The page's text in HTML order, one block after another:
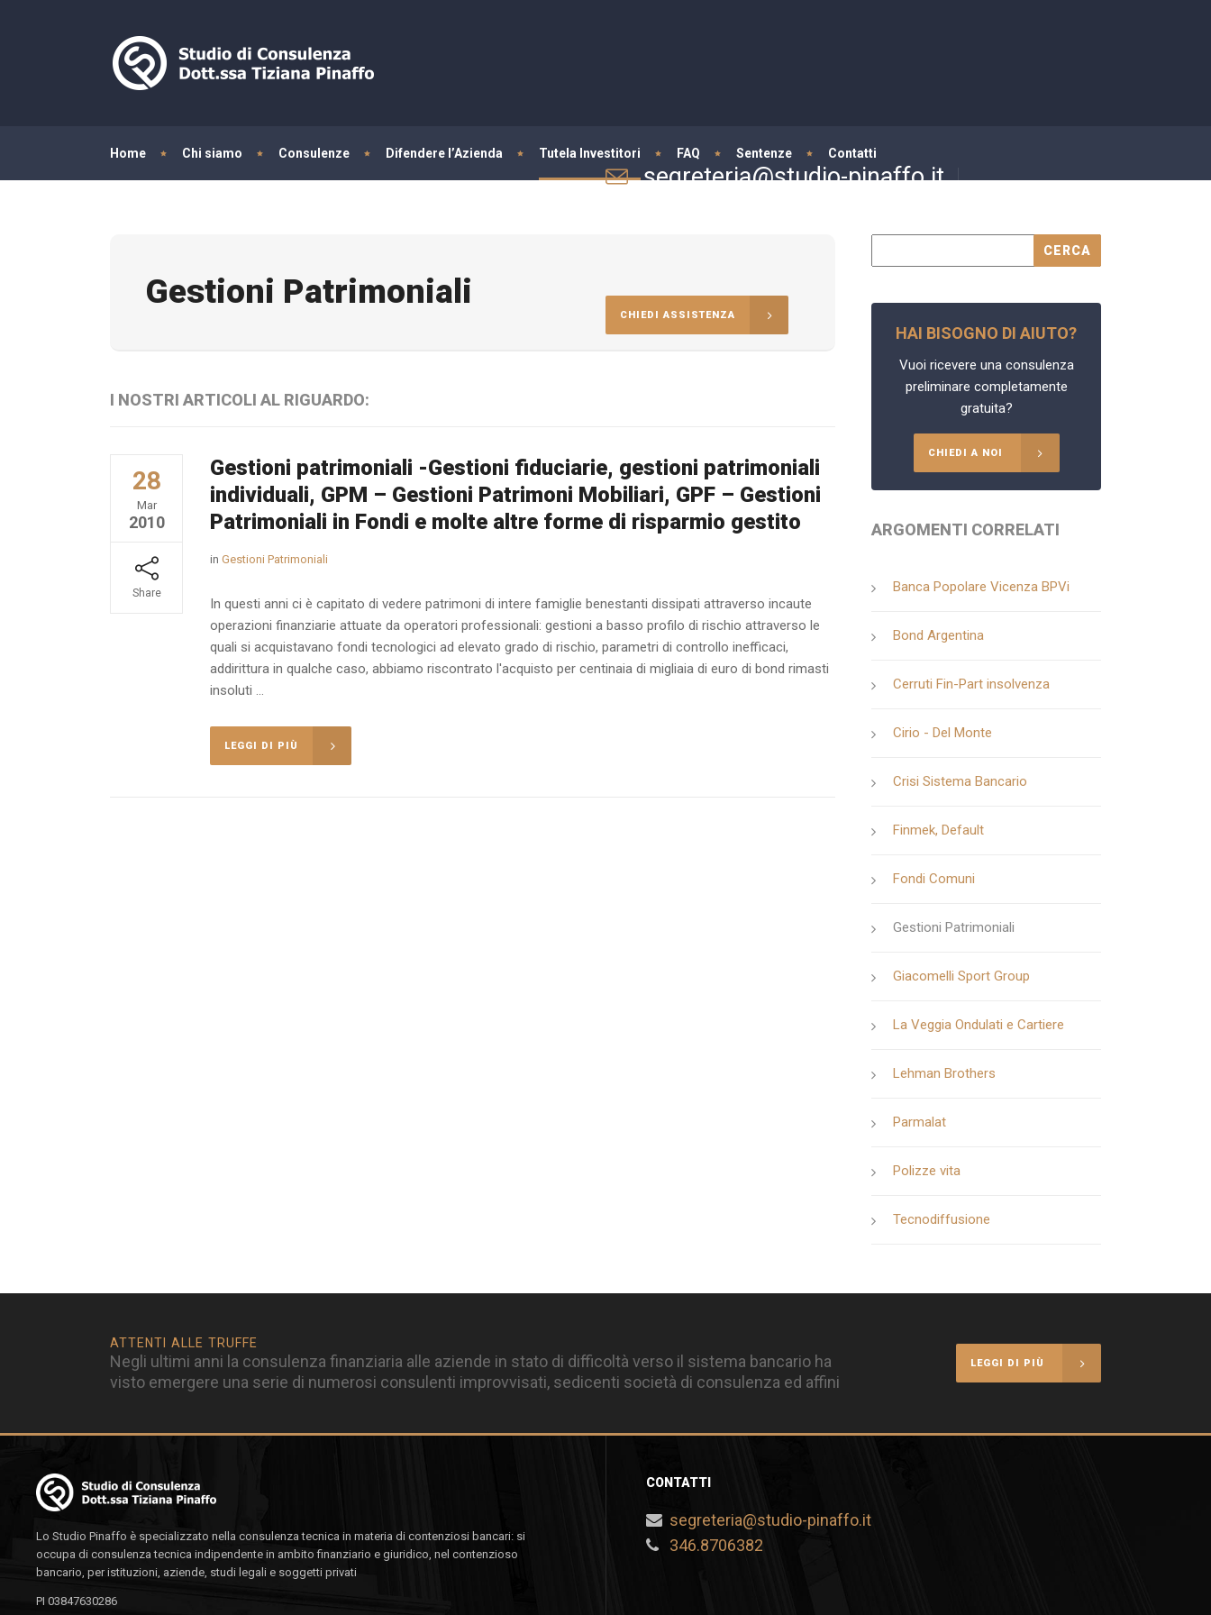
segreteria@studio-pinaffo.it
CHIEDI ASSISTENZA
Home Chi siamo Consulenze Difendere l’Azienda Tutela Investitori FAQ Sentenze Contatti
Gestioni Patrimoniali
I NOSTRI ARTICOLI AL RIGUARDO:
28
Mar
2010
Share
Gestioni patrimoniali -Gestioni fiduciarie, gestioni patrimoniali
individuali, GPM – Gestioni Patrimoni Mobiliari, GPF – Gestioni
Patrimoniali in Fondi e molte altre forme di risparmio gestito
in Gestioni Patrimoniali
In questi anni ci è capitato di vedere patrimoni di intere famiglie benestanti dissipati attraverso incaute
operazioni finanziarie attuate da operatori professionali: gestioni a basso profilo di rischio attraverso le
quali si acquistavano fondi tecnologici ad elevato grado di rischio, parametri di controllo inefficaci,
addirittura in qualche caso, abbiamo riscontrato l'acquisto per centinaia di migliaia di euro di bond rimasti
insoluti ...
LEGGI DI PIÙ
HAI BISOGNO DI AIUTO?
Vuoi ricevere una consulenza
preliminare completamente
gratuita?
CHIEDI A NOI
ARGOMENTI CORRELATI
Banca Popolare Vicenza BPVi
Bond Argentina
Cerruti Fin-Part insolvenza
Cirio - Del Monte
Crisi Sistema Bancario
Finmek, Default
Fondi Comuni
Gestioni Patrimoniali
Giacomelli Sport Group
La Veggia Ondulati e Cartiere
Lehman Brothers
Parmalat
Polizze vita
Tecnodiffusione
ATTENTI ALLE TRUFFE
Negli ultimi anni la consulenza finanziaria alle aziende in stato di difficoltà verso il sistema bancario ha
visto emergere una serie di numerosi consulenti improvvisati, sedicenti società di consulenza ed affini
LEGGI DI PIÙ
Lo Studio Pinaffo è specializzato nella consulenza tecnica in materia di contenziosi bancari: si
occupa di consulenza tecnica indipendente in ambito finanziario e giuridico, nel contenzioso
bancario, per istituzioni, aziende, studi legali e soggetti privati
PI 03847630286
CONTATTI
segreteria@studio-pinaffo.it
346.8706382